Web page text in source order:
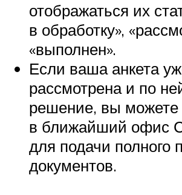
отображаться их
в обработку»,
«выполнен».
Если ваша анкета
рассмотрена и по
решение, вы можете
в ближайший офис
для подачи полного
документов.